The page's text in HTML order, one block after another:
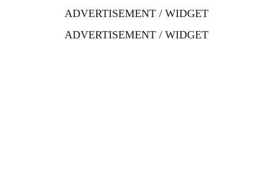
ADVERTISEMENT / WIDGET
ADVERTISEMENT / WIDGET